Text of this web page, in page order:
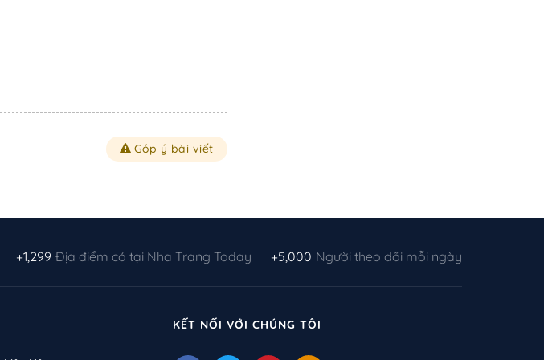
Góp ý bài viết
+1,299 Địa điểm có tại Nha Trang Today +5,000 Người theo dõi mỗi ngày
KẾT NỐI VỚI CHÚNG TÔI